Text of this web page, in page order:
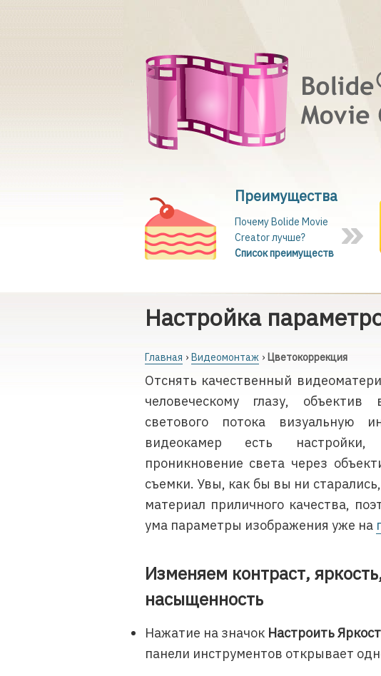
Преимущества
Почему Bolide Movie
Creator лучше?
Список преимуществ
Настройка
Главная Видеомонтаж Цветокоррекция
Отснять качественный
человеческому глазу,
светового потока визуальную
видеокамер есть настройки,
проникновение света через
съемки. Увы, как бы вы ни
материал приличного качества,
ума параметры изображения уже на
Изменяем контраст,
насыщенность
Нажатие на значок Настроить
панели инструментов открывает